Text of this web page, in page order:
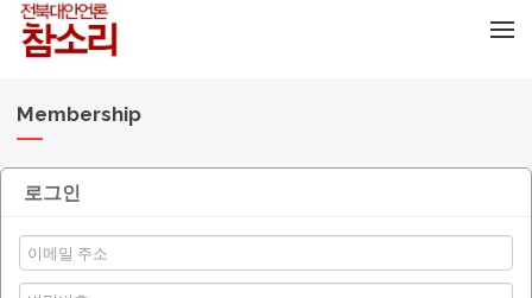
Membership
로그인